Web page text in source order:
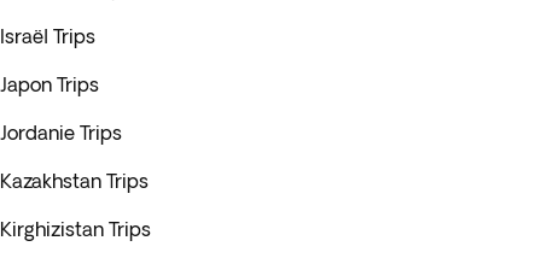
Israël Trips
Japon Trips
Jordanie Trips
Kazakhstan Trips
Kirghizistan Trips